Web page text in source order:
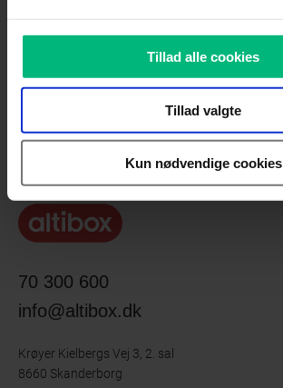
Tillad alle cookies
Tillad valgte
Kun nødvendige cookies
70 300 600
info@altibox.dk
Krøyer Kielbergs Vej 3, 2. sal
8660 Skanderborg